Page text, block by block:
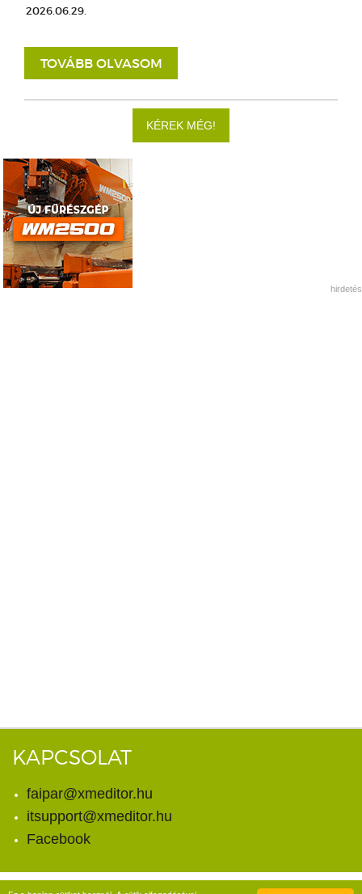
2026.06.29.
TOVÁBB OLVASOM
KÉREK MÉG!
hirdetés
KAPCSOLAT
faipar@xmeditor.hu
itsupport@xmeditor.hu
Facebook